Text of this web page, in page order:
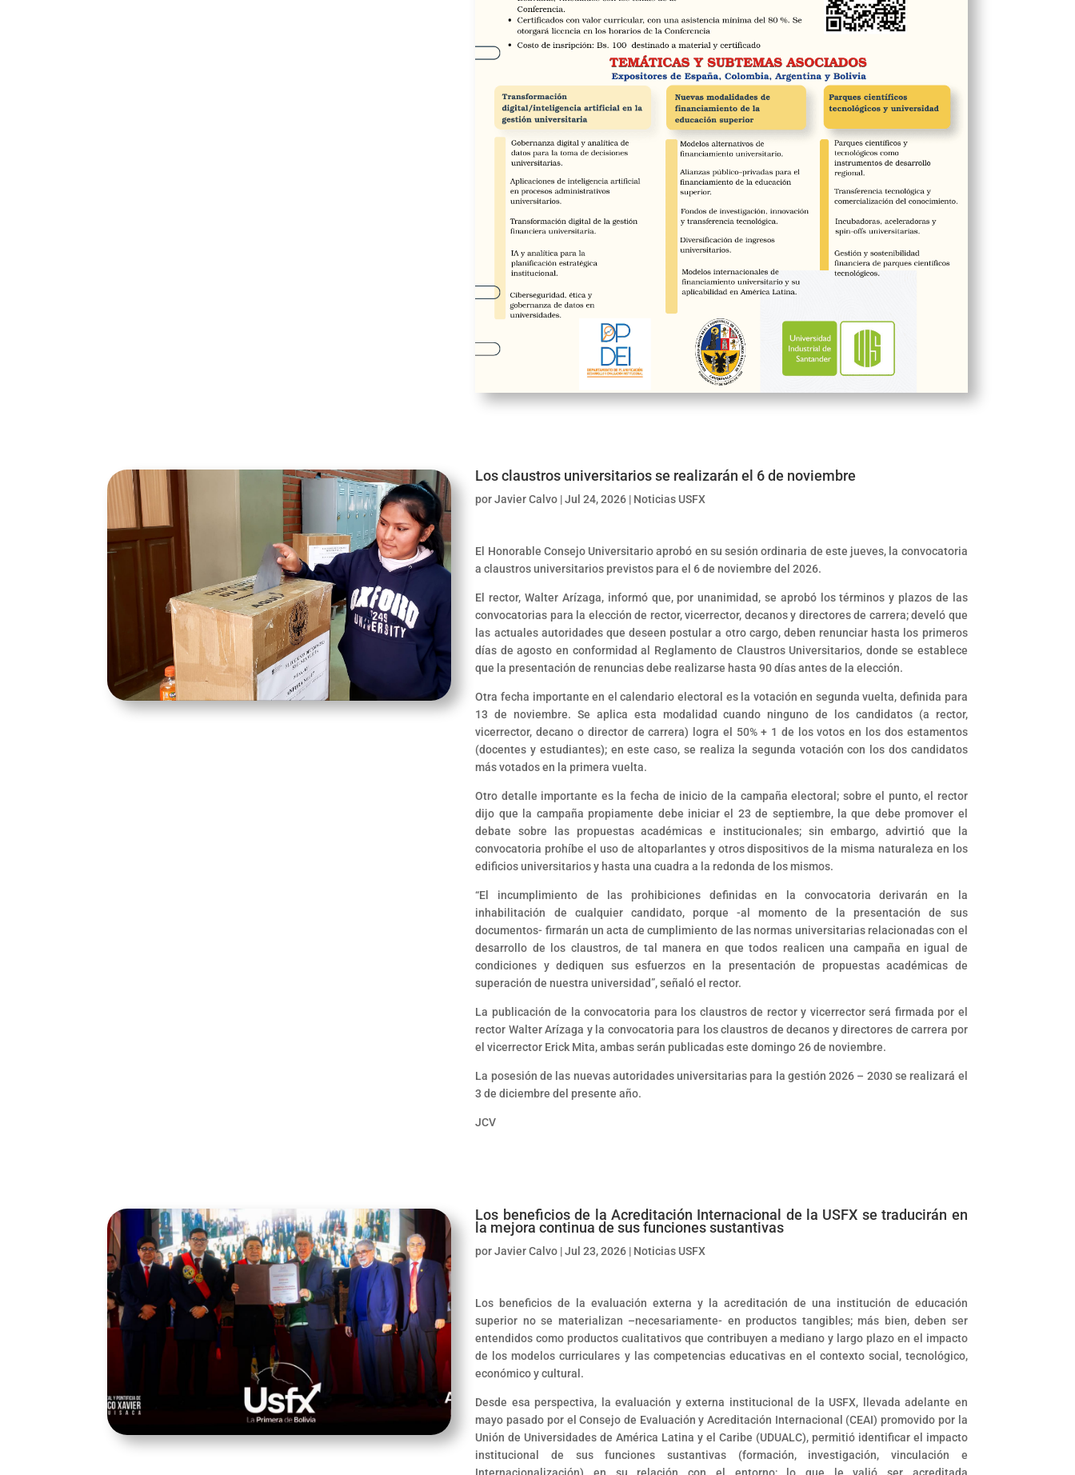
Los claustros universitarios se realizarán el 6 de noviembre
porJavier Calvo |Jul 24, 2026 | Noticias USFX
El Honorable Consejo Universitario aprobó en su sesión ordinaria de este jueves, la convocatoria
a claustros universitarios previstos para el 6 de noviembre del 2026.
El rector, Walter Arízaga, informó que, por unanimidad, se aprobó los términos y plazos de las
convocatorias para la elección de rector, vicerrector, decanos y directores de carrera; develó que
las actuales autoridades que deseen postular a otro cargo, deben renunciar hasta los primeros
días de agosto en conformidad al Reglamento de Claustros Universitarios, donde se establece
que la presentación de renuncias debe realizarse hasta 90 días antes de la elección.
Otra fecha importante en el calendario electoral es la votación en segunda vuelta, definida para
13 de noviembre. Se aplica esta modalidad cuando ninguno de los candidatos (a rector,
vicerrector, decano o director de carrera) logra el 50% + 1 de los votos en los dos estamentos
(docentes y estudiantes); en este caso, se realiza la segunda votación con los dos candidatos
más votados en la primera vuelta.
Otro detalle importante es la fecha de inicio de la campaña electoral; sobre el punto, el rector
dijo que la campaña propiamente debe iniciar el 23 de septiembre, la que debe promover el
debate sobre las propuestas académicas e institucionales; sin embargo, advirtió que la
convocatoria prohíbe el uso de altoparlantes y otros dispositivos de la misma naturaleza en los
edificios universitarios y hasta una cuadra a la redonda de los mismos.
“El incumplimiento de las prohibiciones definidas en la convocatoria derivarán en la
inhabilitación de cualquier candidato, porque -al momento de la presentación de sus
documentos- firmarán un acta de cumplimiento de las normas universitarias relacionadas con el
desarrollo de los claustros, de tal manera en que todos realicen una campaña en igual de
condiciones y dediquen sus esfuerzos en la presentación de propuestas académicas de
superación de nuestra universidad”, señaló el rector.
La publicación de la convocatoria para los claustros de rector y vicerrector será firmada por el
rector Walter Arízaga y la convocatoria para los claustros de decanos y directores de carrera por
el vicerrector Erick Mita, ambas serán publicadas este domingo 26 de noviembre.
La posesión de las nuevas autoridades universitarias para la gestión 2026 – 2030 se realizará el
3 de diciembre del presente año.
JCV
Los beneficios de la Acreditación Internacional de la USFX se traducirán en
la mejora continua de sus funciones sustantivas
porJavier Calvo |Jul 23, 2026 | Noticias USFX
Los beneficios de la evaluación externa y la acreditación de una institución de educación
superior no se materializan –necesariamente- en productos tangibles; más bien, deben ser
entendidos como productos cualitativos que contribuyen a mediano y largo plazo en el impacto
de los modelos curriculares y las competencias educativas en el contexto social, tecnológico,
económico y cultural.
Desde esa perspectiva, la evaluación y externa institucional de la USFX, llevada adelante en
mayo pasado por el Consejo de Evaluación y Acreditación Internacional (CEAI) promovido por la
Unión de Universidades de América Latina y el Caribe (UDUALC), permitió identificar el impacto
institucional de sus funciones sustantivas (formación, investigación, vinculación e